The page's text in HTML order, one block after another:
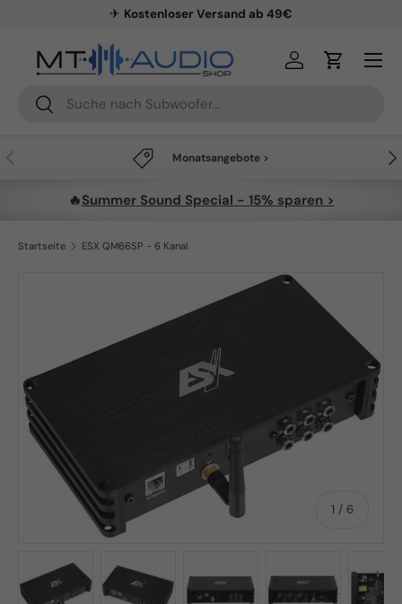
✈ Kostenloser Versand ab 49€
Suchen
Suchen
Einloggen
Menü
Vorherige Monatsangebote >
🔥Summer Sound Special - 15% sparen >
Startseite ESX QM66SP - 6 Kanal
Zu Produktinformationen springen
1 / von
6